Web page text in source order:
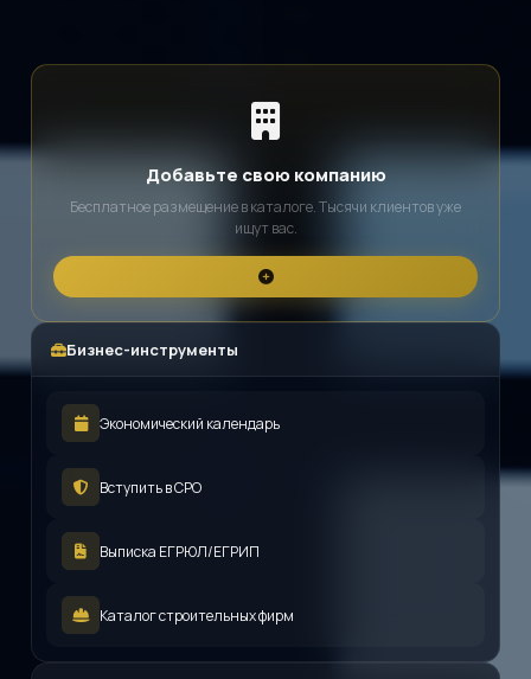
Добавьте свою компанию
Бесплатное размещение в каталоге. Тысячи клиентов уже
ищут вас.
Бизнес-инструменты
Экономический календарь
Вступить в СРО
Выписка ЕГРЮЛ/ЕГРИП
Каталог строительных фирм